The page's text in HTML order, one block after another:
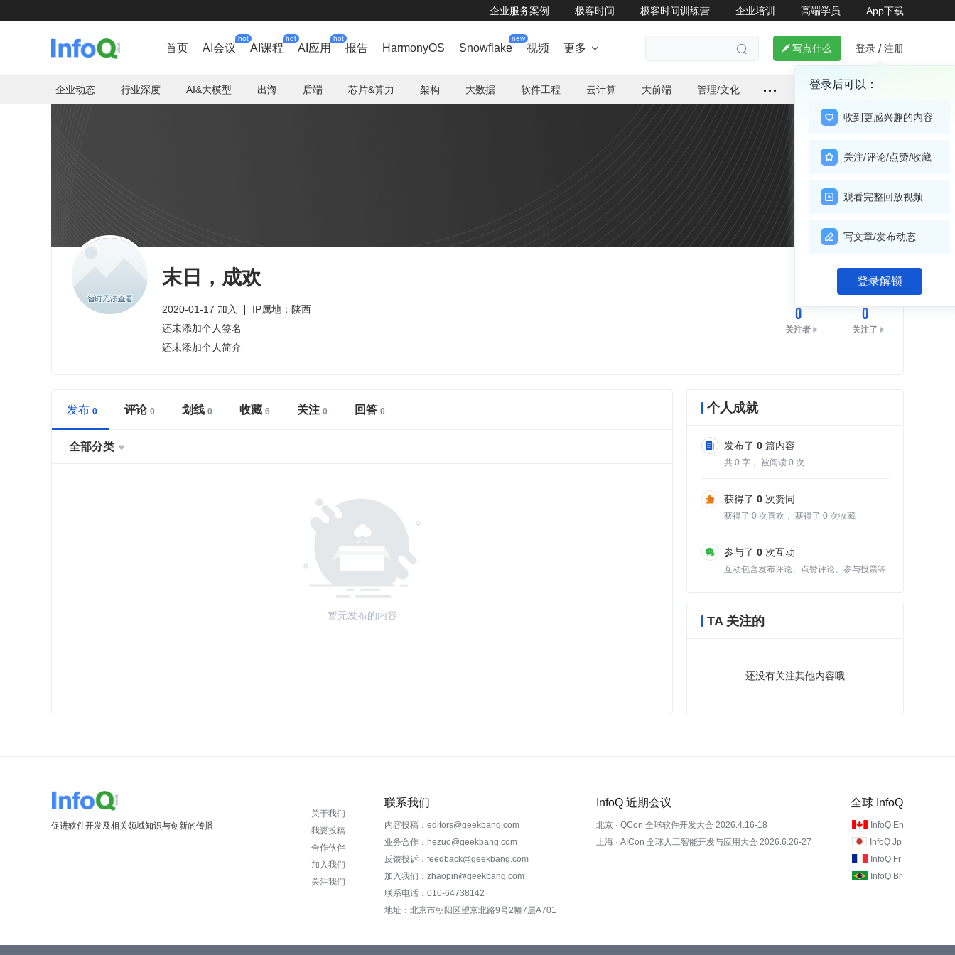
企业服务案例 极客时间 极客时间训练营 企业培训 高端学员 App下载
首页 AI会议
hot
AI课程
hot
AI应用
hot
报告 HarmonyOS Snowflake
new
视频 更多    写点什么 登录 / 注册
登录后可以：
收到更感兴趣的内容
关注/评论/点赞/收藏
观看完整回放视频
写文章/发布动态
登录解锁
企业动态 行业深度 AI&大模型 出海 后端 芯片&算力 架构 大数据 软件工程 云计算 大前端 管理/文化
末日，成欢
2020-01-17 加入
IP属地：陕西
还未添加个人签名
还未添加个人简介
关注
0
关注者
0
关注了
发布 评论 划线 收藏 关注 回答
全部分类 
暂无发布的内容
个人成就
发布了 0 篇内容
共 0 字， 被阅读 0 次
获得了 0 次赞同
获得了 0 次喜欢， 获得了 0 次收藏
参与了 0 次互动
互动包含发布评论、点赞评论、参与投票等
TA 关注的
还没有关注其他内容哦
促进软件开发及相关领域知识与创新的传播
关于我们
我要投稿
合作伙伴
加入我们
关注我们
联系我们
内容投稿：editors@geekbang.com
业务合作：hezuo@geekbang.com
反馈投诉：feedback@geekbang.com
加入我们：zhaopin@geekbang.com
联系电话：010-64738142
地址：北京市朝阳区望京北路9号2幢7层A701
InfoQ 近期会议
北京 · QCon 全球软件开发大会 2026.4.16-18
上海 · AICon 全球人工智能开发与应用大会 2026.6.26-27
全球 InfoQ
InfoQ En
InfoQ Jp
InfoQ Fr
InfoQ Br